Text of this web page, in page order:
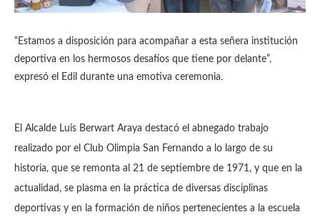
“Estamos a disposición para acompañar a esta señera institución
deportiva en los hermosos desafíos que tiene por delante”,
expresó el Edil durante una emotiva ceremonia.
El Alcalde Luis Berwart Araya destacó el abnegado trabajo
realizado por el Club Olimpia San Fernando a lo largo de su
historia, que se remonta al 21 de septiembre de 1971, y que en la
actualidad, se plasma en la práctica de diversas disciplinas
deportivas y en la formación de niños pertenecientes a la escuela